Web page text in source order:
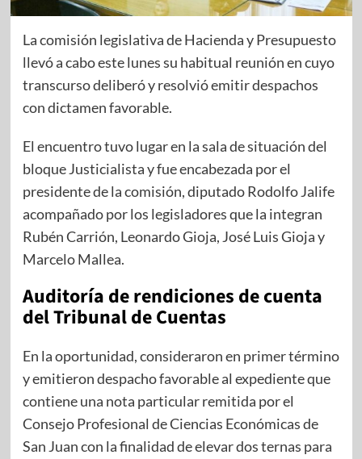
La comisión legislativa de Hacienda y Presupuesto
llevó a cabo este lunes su habitual reunión en cuyo
transcurso deliberó y resolvió emitir despachos
con dictamen favorable.
El encuentro tuvo lugar en la sala de situación del
bloque Justicialista y fue encabezada por el
presidente de la comisión, diputado Rodolfo Jalife
acompañado por los legisladores que la integran
Rubén Carrión, Leonardo Gioja, José Luis Gioja y
Marcelo Mallea.
Auditoría de rendiciones de cuenta
del Tribunal de Cuentas
En la oportunidad, consideraron en primer término
y emitieron despacho favorable al expediente que
contiene una nota particular remitida por el
Consejo Profesional de Ciencias Económicas de
San Juan con la finalidad de elevar dos ternas para